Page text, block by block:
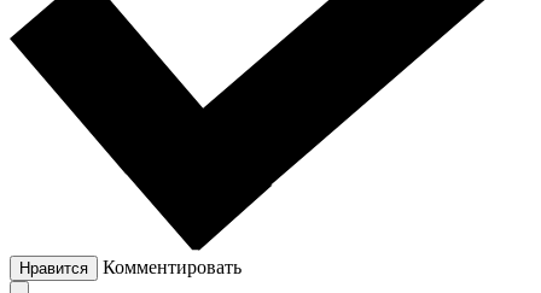
Нравится Комментировать